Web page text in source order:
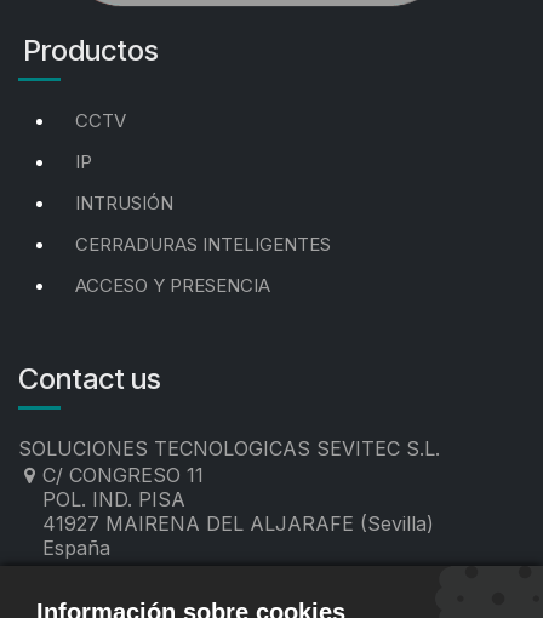
Productos
CCTV
IP
INTRUSIÓN
CERRADURAS INTELIGENTES
ACCESO Y PRESENCIA
Contact us
SOLUCIONES TECNOLOGICAS SEVITEC S.L.
C/ CONGRESO 11
POL. IND. PISA
41927 MAIRENA DEL ALJARAFE (Sevilla)
España
contacto@sevitec.es
Información sobre cookies